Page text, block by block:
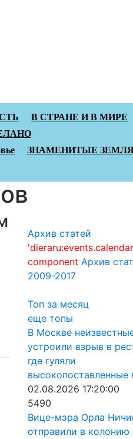
В СТРАНЕ И В МИРЕ
ЗНАМЕНИТЫЕ
Архив статей
component Архив
2009-2017
Топ за месяц
еще топы
В Москве
устроили взрыв в
где гуляли
высокопоставленные
02.08.2026 17:20:00
5490
Вице-мэра Орла
отправили в колонию